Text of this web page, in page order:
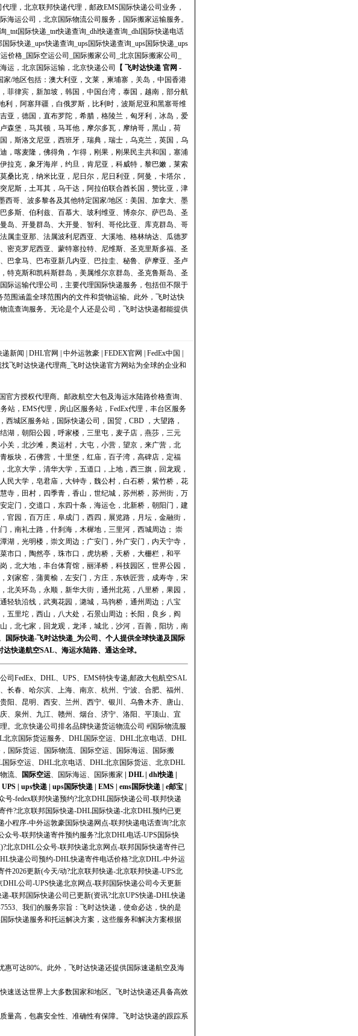
理，北京联邦快递代理，邮政EMS国际快递公司业务，
海运公司，北京国际物流公司服务，国际搬家运输服务。
_tnt国际快递_tnt快递查询_dhl快递查询_dhl国际快递电话
国际快递 _ups快递查询_ups国际快递查询_ups国际快递_ups
价格_国际空运公司_国际搬家公司_北京国际搬家公司_
运，北京国际运输，北京快递公司
【 飞时达快递 官网 -
家/地区包括：澳大利亚，文莱，柬埔寨，关岛，中国香港
菲律宾，新加坡，韩国，中国台湾，泰国，越南，部分航
利，阿塞拜疆，白俄罗斯，比利时，波斯尼亚和黑塞哥维
亚，德国，直布罗陀，希腊，格陵兰，匈牙利，冰岛，爱
森堡，马其顿，马耳他，摩尔多瓦，摩纳哥，黑山，荷
，斯洛文尼亚，西班牙，瑞典，瑞士，乌克兰，英国，乌
，喀麦隆，佛得角，乍得，刚果，刚果民主共和国，塞浦
拉克，象牙海岸，约旦，肯尼亚，科威特，黎巴嫩，莱索
比克，纳米比亚，尼日尔，尼日利亚，阿曼，卡塔尔，
尼斯，土耳其，乌干达，阿拉伯联合酋长国，赞比亚，津
西哥、波多黎各及其他特定国家/地区：美国、加拿大、墨
多斯、伯利兹、百慕大、玻利维亚、博奈尔、萨巴岛、圣
岛、开曼群岛、大开曼、智利、哥伦比亚、库克群岛、哥
属圭亚那、法属波利尼西亚、大溪地、格林纳达、瓜德罗
密克罗尼西亚、蒙特塞拉特、尼维斯、圣克里斯多福、圣
巴拿马、巴布亚新几内亚、巴拉圭、秘鲁、萨摩亚、圣卢
特克斯和凯科斯群岛，美属维尔京群岛、圣克鲁斯岛、圣
际运输代理公司，主要代理国际快递服务，包括但不限于
围涵盖全球范围内的文件和货物运输。此外，飞时达快
流查询服务。无论是个人还是公司，飞时达快递都能提供
递新闻 DHL官网 中外运敦豪 FEDEX官网 FedEx中国
找飞时达快递代理商_飞时达快递官方网站为全球的企业和
官方授权代理商。邮政航空大包及海运水陆路价格查询、
站 ， EMS代理 ， 房山区服务站 ， FedEx代理 ， 丰台区服务
， 西城区服务站 ， 国际快递公司 ，国贸，CBD ，大望路，
湖，朝阳公园，呼家楼，三里屯，麦子店，燕莎，三元
关，北沙滩，奥运村，大屯，小营，望京，来广营，北
板块，石佛营，十里堡，红庙，百子湾，高碑店，定福
北京大学，清华大学，五道口，上地，西三旗，回龙观，
民大学，皂君庙，大钟寺，魏公村，白石桥，紫竹桥，花
寺，田村，四季青，香山，世纪城，苏州桥，苏州街，万
定门，交道口，东四十条，海运仓，北新桥，朝阳门，建
官园，百万庄，阜成门，西四，展览路，月坛，金融街，
，南礼士路，什刹海，木樨地，三里河，西城周边； 崇
，光明楼，崇文周边；广安门，外广安门，内天宁寺，
市口，陶然亭，珠市口，虎坊桥，天桥，大栅栏，和平
，北大地，丰台体育馆，丽泽桥，科技园区，世界公园，
刘家窑，蒲黄榆，左安门，方庄，东铁匠营，成寿寺，宋
关环岛，永顺，新华大街，通州北苑，八里桥，果园，
轻轨沿线，武夷花园，潞城，马驹桥，通州周边；八宝
五里坨，西山，八大处，石景山周边；长阳，良乡，阎
，北七家，回龙观，龙泽，城北，沙河，百善，阳坊，南
国际快递-飞时达快递_为公司、个人提供全球快递及国际
达快递航空SAL、 海运水陆路、通达全球。
FedEx、DHL、UPS、EMS特快专递,邮政大包航空SAL
春、哈尔滨、上海、南京、杭州、宁波、合肥、福州、
、昆明、西安、兰州、西宁、银川、乌鲁木齐、唐山、
、泉州、九江、赣州、烟台、济宁、洛阳、平顶山、宜
。北京快递公司排名品牌快递货运物流公司 #国际物流服
京国际货运服务、DHL国际空运、DHL北京电话、DHL
国际货运、国际物流、国际空运、国际海运、国际搬
际空运、DHL北京电话、DHL北京国际货运、北京DHL
流、 国际空运、 国际海运、国际搬家 DHL| dhl快递
UPS ups快递 ups国际快递 EMS ems国际快递 e邮宝
号-fedex联邦快递预约?北京DHL国际快递公司-联邦快递
件?北京联邦国际快递-DHL国际快递-北京DHL预约已更
程序-中外运敦豪国际快递网点-联邦快递电话查询?北京
号-联邦快递寄件预约服务?北京DHL电话-UPS国际快
北京DHL公众号-联邦快递北京网点-联邦国际快递寄件已
快递公司预约-DHL快递寄件电话价格?北京DHL-中外运
2026更新(今天/动?北京联邦快递-北京联邦快递-UPS北
公司-UPS快递北京网点-联邦国际快递公司今天更新
递-联邦国际快递公司已更新(资讯?北京UPS快递-DHL快递
、我们的服务宗旨：飞时达快递，使命必达，快的是
际快递服务和托运解决方案，这些服务和解决方案根据
可达80%。此外，飞时达快递还提供国际速递航空及海
速送达世界上大多数国家和地区。飞时达快递还具备高效
量高，包裹安全性、准确性有保障。飞时达快递的跟踪系